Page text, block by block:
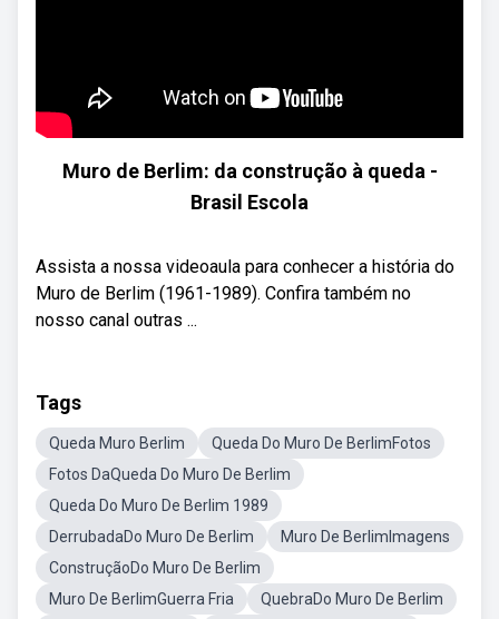
Muro de Berlim: da construção à queda -
Brasil Escola
Assista a nossa videoaula para conhecer a história do
Muro de Berlim (1961-1989). Confira também no
nosso canal outras ...
Tags
Queda Muro Berlim
Queda Do Muro De BerlimFotos
Fotos DaQueda Do Muro De Berlim
Queda Do Muro De Berlim 1989
DerrubadaDo Muro De Berlim
Muro De BerlimImagens
ConstruçãoDo Muro De Berlim
Muro De BerlimGuerra Fria
QuebraDo Muro De Berlim